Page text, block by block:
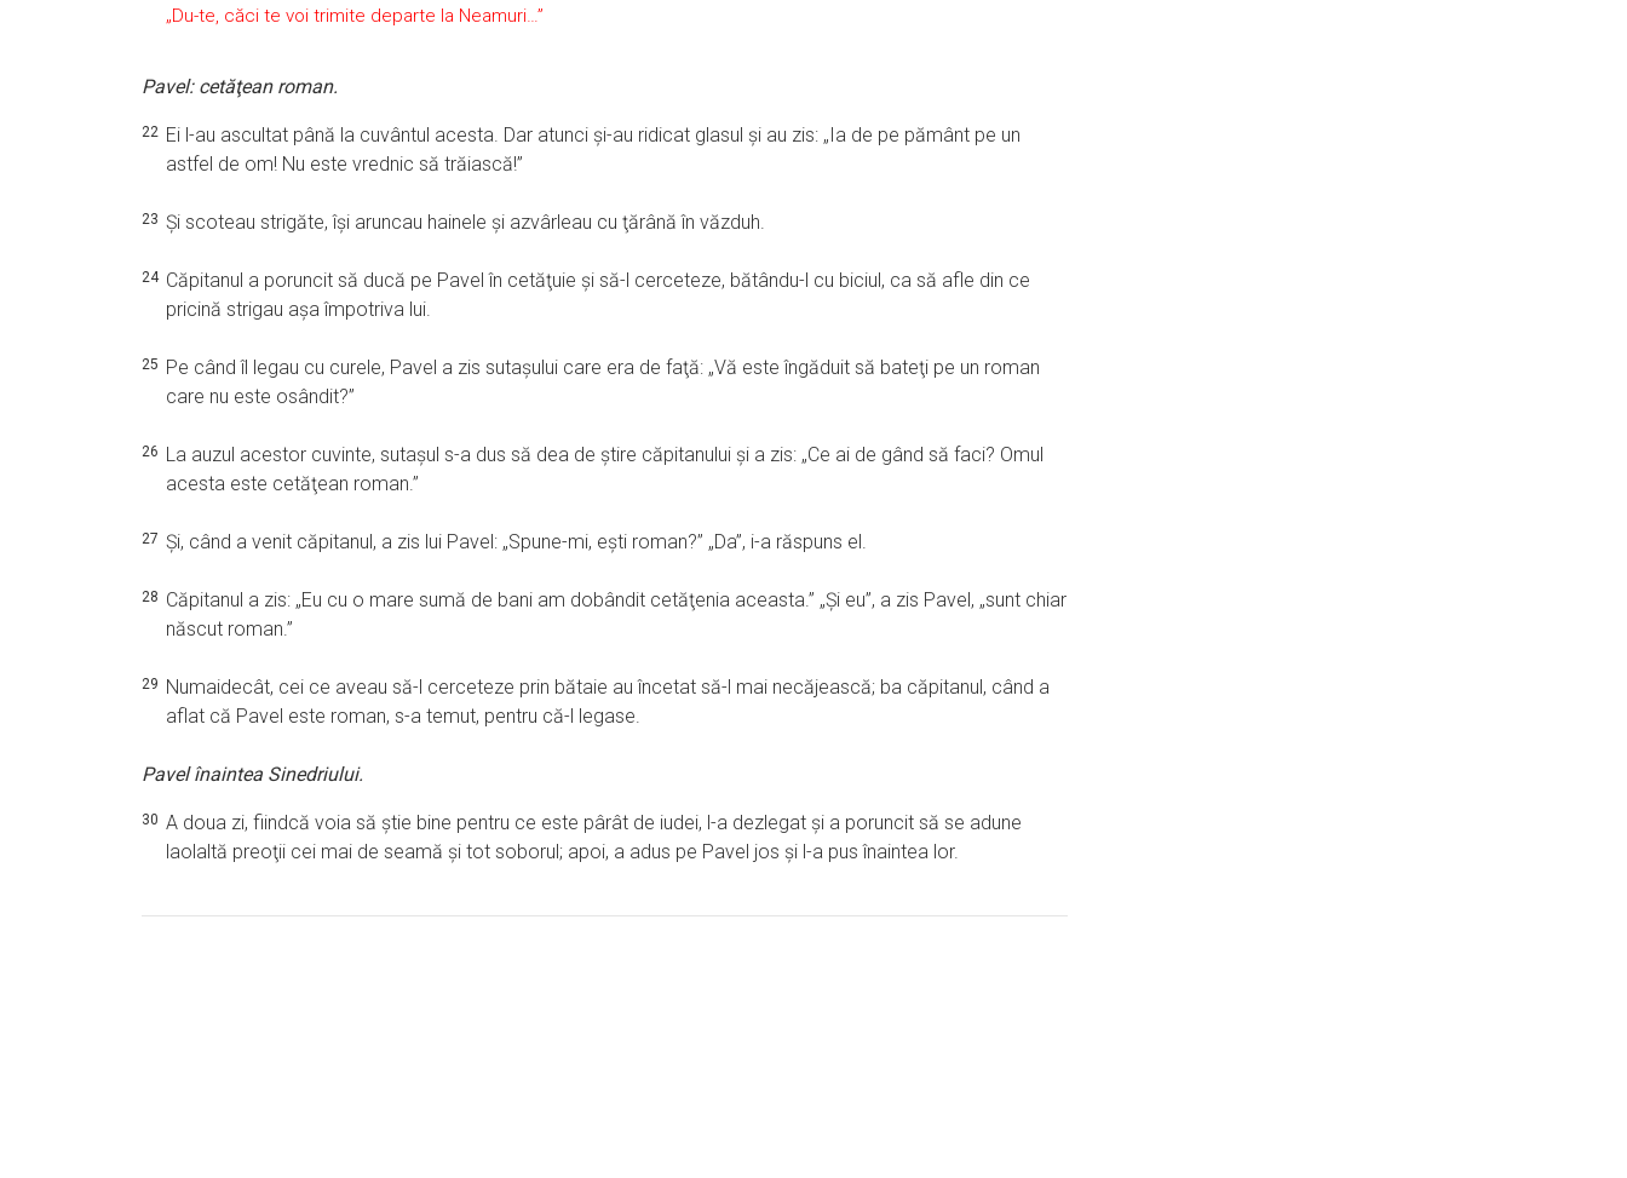
„Du-te, căci te voi trimite departe la Neamuri…”
Pavel: cetăţean roman.
22 Ei l-au ascultat până la cuvântul acesta. Dar atunci şi-au ridicat glasul şi au zis: „Ia de pe pământ pe un
astfel de om! Nu este vrednic să trăiască!”
23 Şi scoteau strigăte, îşi aruncau hainele şi azvârleau cu ţărână în văzduh.
24 Căpitanul a poruncit să ducă pe Pavel în cetăţuie şi să-l cerceteze, bătându-l cu biciul, ca să afle din ce
pricină strigau aşa împotriva lui.
25 Pe când îl legau cu curele, Pavel a zis sutaşului care era de faţă: „Vă este îngăduit să bateţi pe un roman
care nu este osândit?”
26 La auzul acestor cuvinte, sutaşul s-a dus să dea de ştire căpitanului şi a zis: „Ce ai de gând să faci? Omul
acesta este cetăţean roman.”
27 Şi, când a venit căpitanul, a zis lui Pavel: „Spune-mi, eşti roman?” „Da”, i-a răspuns el.
28 Căpitanul a zis: „Eu cu o mare sumă de bani am dobândit cetăţenia aceasta.” „Şi eu”, a zis Pavel, „sunt chiar
născut roman.”
29 Numaidecât, cei ce aveau să-l cerceteze prin bătaie au încetat să-l mai necăjească; ba căpitanul, când a
aflat că Pavel este roman, s-a temut, pentru că-l legase.
Pavel înaintea Sinedriului.
30 A doua zi, fiindcă voia să ştie bine pentru ce este pârât de iudei, l-a dezlegat şi a poruncit să se adune
laolaltă preoţii cei mai de seamă şi tot soborul; apoi, a adus pe Pavel jos şi l-a pus înaintea lor.